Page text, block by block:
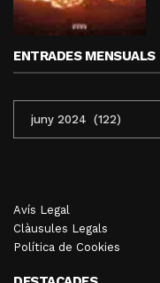
ENTRADES MENSUALS
MENSUALS
Avís Legal
Clàusules Legals
Política de Cookies